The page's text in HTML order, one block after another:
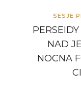
SESJE
NAD
NOCNA